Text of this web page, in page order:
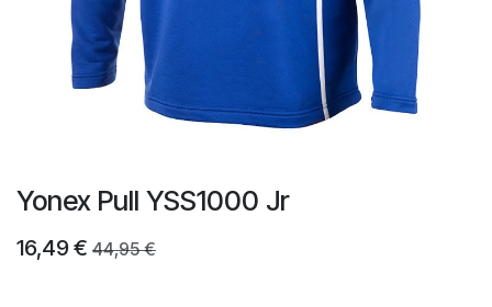
Yonex Pull YSS1000 Jr
16,49€ 44,95€